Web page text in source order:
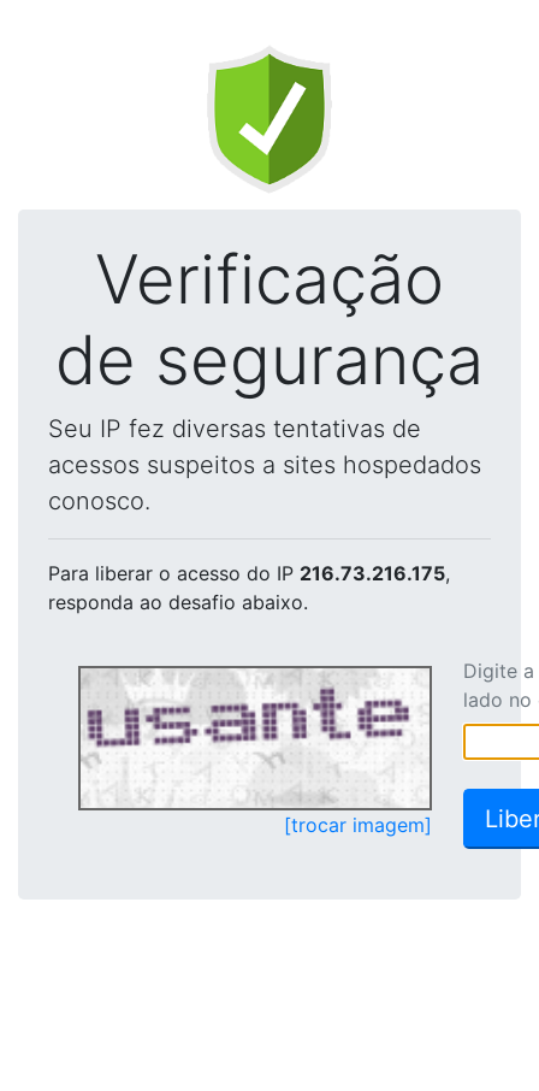
Verificação
de segurança
Seu IP fez diversas tentativas de
acessos suspeitos a sites hospedados
conosco.
Para liberar o acesso do IP 216.73.216.175,
responda ao desafio abaixo.
[trocar imagem]
Digite
lado no